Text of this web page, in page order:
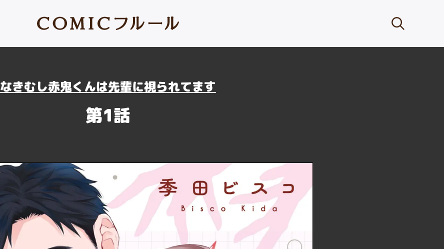
なきむし赤鬼くんは先輩に視られてます
第1話